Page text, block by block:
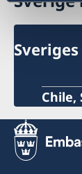
Chile,